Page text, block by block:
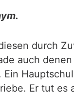
durch
auch
Er tut es